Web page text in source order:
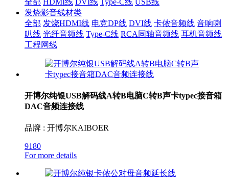
发烧影音线材类
全部 发烧HDMI线 电竞DP线 DVI线 卡侬音频线 音响喇
叭线 光纤音频线 Type-C线 RCA同轴音频线 耳机音频线
工程网线
开博尔纯银USB解码线A转B电脑C转B声卡typec接音箱
DAC音频连接线
品牌 : 开博尔KAIBOER
9180
For more details